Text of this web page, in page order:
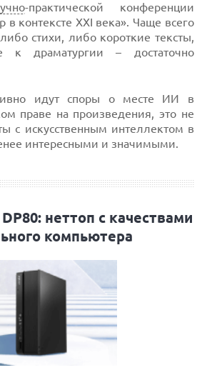
-практической конференции
в контексте XXI века». Чаще всего
стихи, либо короткие тексты,
к драматургии – достаточно
идут споры о месте ИИ в
праве на произведения, это не
с искусственным интеллектом в
интересными и значимыми.
неттоп с качествами
компьютера